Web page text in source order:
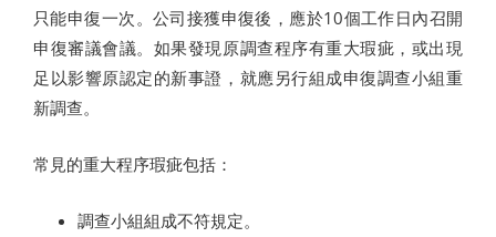
只能申復一次。公司接獲申復後，應於10個工作日內召開
申復審議會議。如果發現原調查程序有重大瑕疵，或出現
足以影響原認定的新事證，就應另行組成申復調查小組重
新調查。
常見的重大程序瑕疵包括：
調查小組組成不符規定。